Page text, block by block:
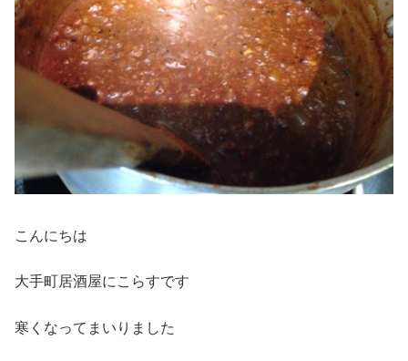
こんにちは
大手町居酒屋にこらすです
寒くなってまいりました